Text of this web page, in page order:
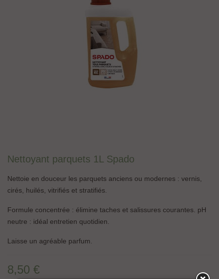
Nettoyant parquets 1L Spado
Nettoie en douceur les parquets anciens ou modernes : vernis,
cirés, huilés, vitrifiés et stratifiés.
Formule concentrée : élimine taches et salissures courantes. pH
neutre : idéal entretien quotidien.
Laisse un agréable parfum.
8,50 €